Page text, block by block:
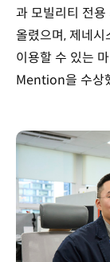
과 모빌리티 전
올렸으며, 제네
이용할 수 있는
Mention을 수상